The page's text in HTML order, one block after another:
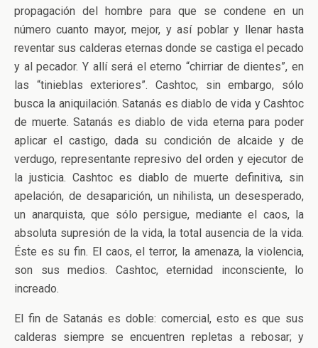
propagación del hombre para que se condene en un
número cuanto mayor, mejor, y así poblar y llenar hasta
reventar sus calderas eternas donde se castiga el pecado
y al pecador. Y allí será el eterno “chirriar de dientes”, en
las “tinieblas exteriores”. Cashtoc, sin embargo, sólo
busca la aniquilación. Satanás es diablo de vida y Cashtoc
de muerte. Satanás es diablo de vida eterna para poder
aplicar el castigo, dada su condición de alcaide y de
verdugo, representante represivo del orden y ejecutor de
la justicia. Cashtoc es diablo de muerte definitiva, sin
apelación, de desaparición, un nihilista, un desesperado,
un anarquista, que sólo persigue, mediante el caos, la
absoluta supresión de la vida, la total ausencia de la vida.
Éste es su fin. El caos, el terror, la amenaza, la violencia,
son sus medios. Cashtoc, eternidad inconsciente, lo
increado.
El fin de Satanás es doble: comercial, esto es que sus
calderas siempre se encuentren repletas a rebosar; y